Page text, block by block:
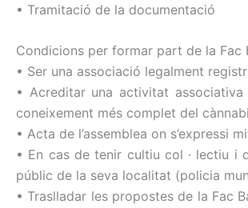
• Tramitació de la documentació
Condicions per formar part de la Fac
• Ser una associació legalment
• Acreditar una activitat
coneixement més complet del
• Acta de l’assemblea on
• En cas de tenir cultiu col · lectiu i
públic de la seva localitat (policia
• Traslladar les propostes de la Fac